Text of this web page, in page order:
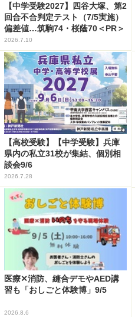
【中学受験2027】四谷大塚、第2
回合不合判定テスト（7/5実施）
偏差値…筑駒74・桜蔭70＜PR＞
2026.7.10
【高校受験】【中学受験】兵庫
県内の私立31校が集結、個別相
談会9/6
2026.7.28
医療✕消防、縫合デモやAED講
習も「おしごと体験博」9/5
2026.8.6